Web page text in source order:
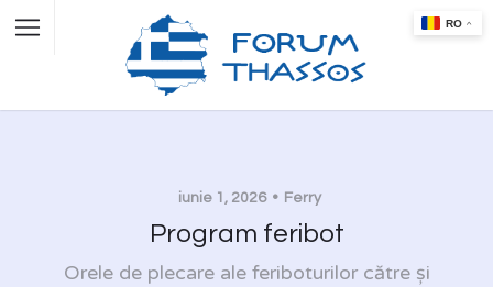
iunie 1, 2026 Ferry
Program feribot
Orele de plecare ale feriboturilor către și